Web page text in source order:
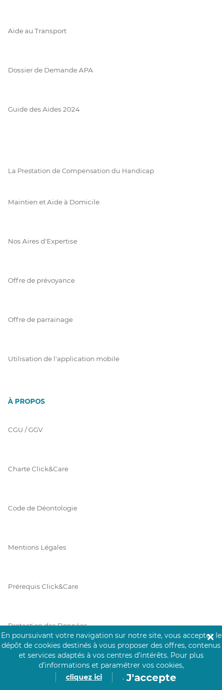
Aide au Transport
Dossier de Demande APA
Guide des Aides 2024
La Prestation de Compensation du Handicap
Maintien et Aide à Domicile
Nos Aires d'Expertise
Offre de prévoyance
Offre de parrainage
Utilisation de l'application mobile
À PROPOS
CGU / GGV
Charte Click&Care
Code de Déontologie
Mentions Légales
Prérequis Click&Care
Protection des Données
Vie Privée
En poursuivant votre navigation sur notre site, vous acceptez le
dépôt de cookies destinés à vous proposer des offres, contenus
et services adaptés à vos centres d’intérêts. Pour plus
d’informations et paramétrer vos cookies,
cliquez ici
. J'accepte
✕